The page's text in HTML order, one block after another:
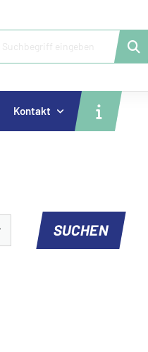
Kontakt